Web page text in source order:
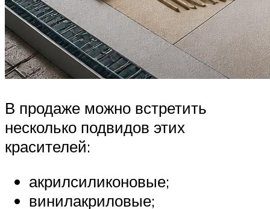
В продаже можно встретить
несколько подвидов этих
красителей:
акрилсиликоновые;
винилакриловые;